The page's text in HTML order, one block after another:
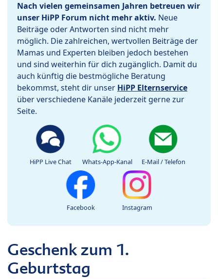
Nach vielen gemeinsamen Jahren betreuen wir
unser HiPP Forum nicht mehr aktiv. Neue
Beiträge oder Antworten sind nicht mehr
möglich. Die zahlreichen, wertvollen Beiträge der
Mamas und Experten bleiben jedoch bestehen
und sind weiterhin für dich zugänglich. Damit du
auch künftig die bestmögliche Beratung
bekommst, steht dir unser HiPP Elternservice
über verschiedene Kanäle jederzeit gerne zur
Seite.
HiPP Live Chat Whats-App-Kanal E-Mail / Telefon
Facebook Instagram
Geschenk zum 1.
Geburtstag